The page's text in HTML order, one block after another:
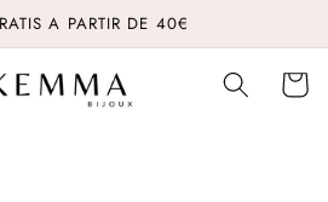
A PARTIR DE 40€
Cart